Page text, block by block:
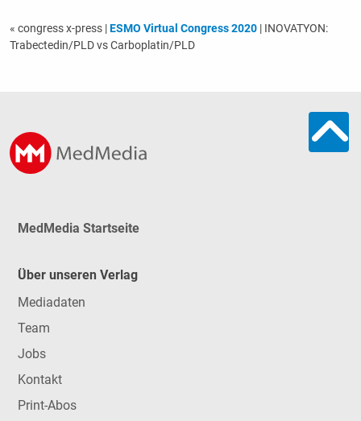
« congress x-press |ESMO Virtual Congress 2020| INOVATYON:
Trabectedin/PLD vs Carboplatin/PLD
MedMedia Startseite
Über unseren Verlag
Mediadaten
Team
Jobs
Kontakt
Print-Abos